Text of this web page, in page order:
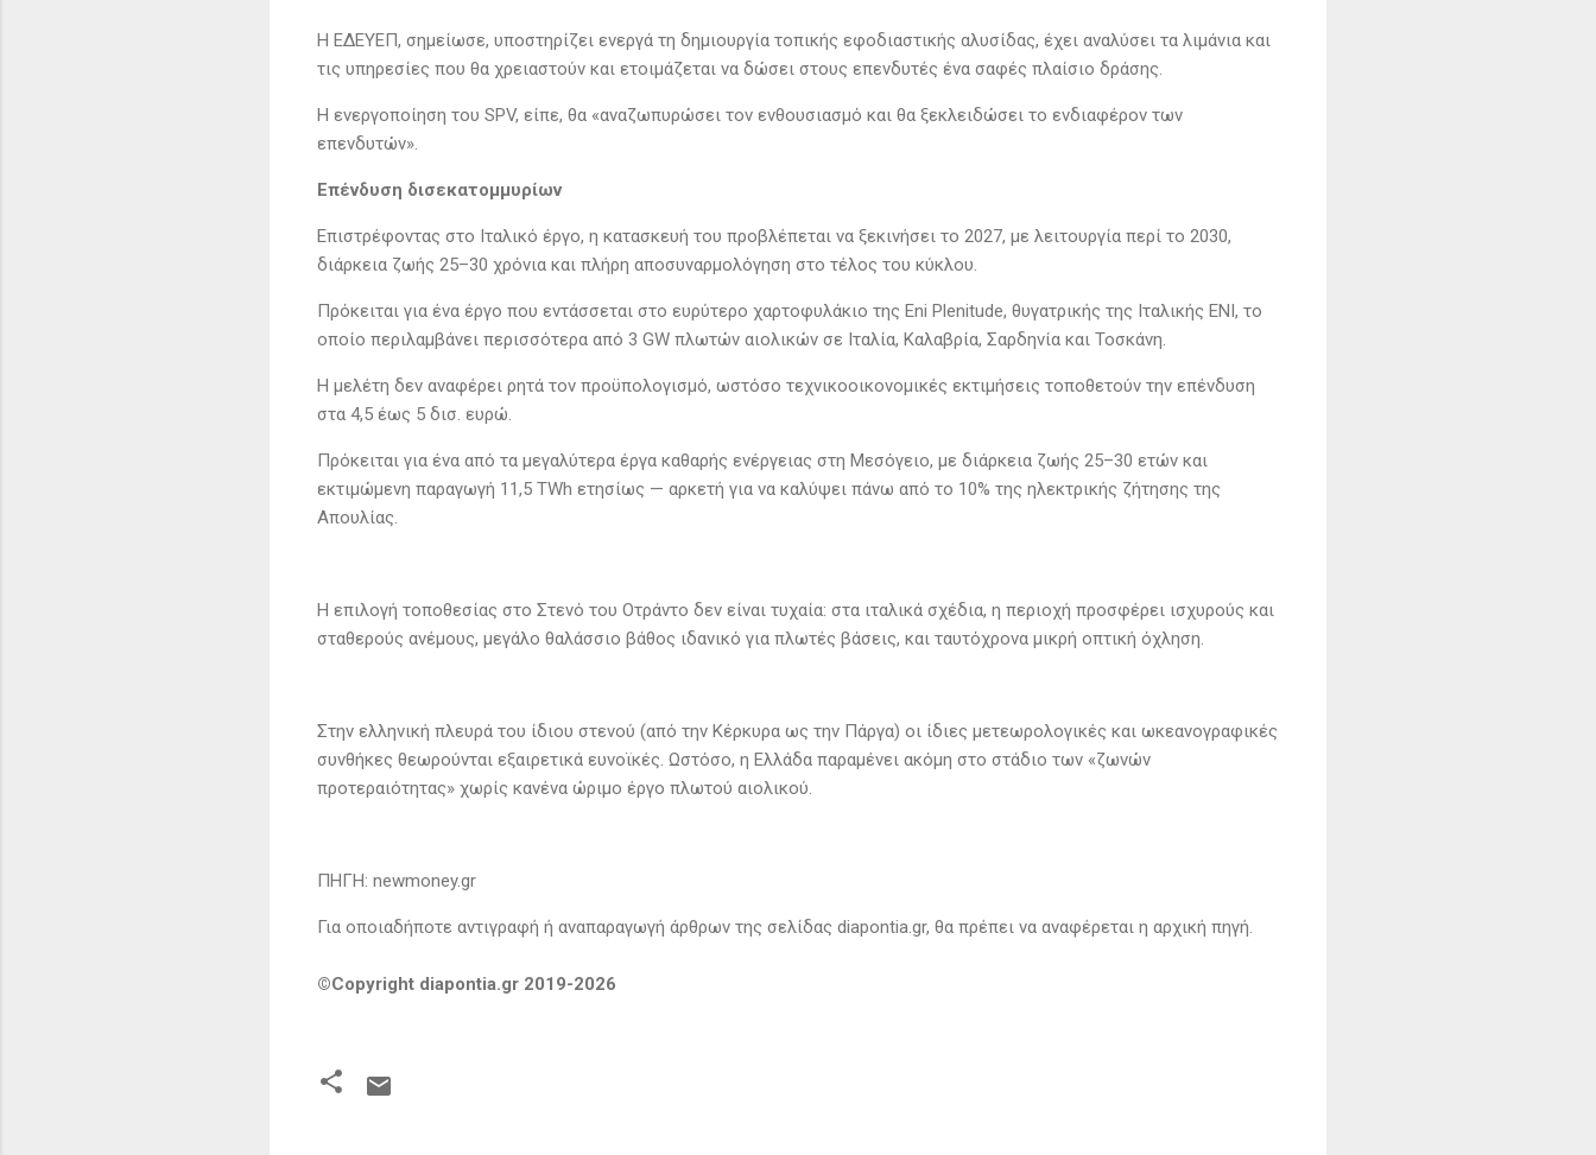
Η ΕΔΕΥΕΠ, σημείωσε, υποστηρίζει ενεργά τη δημιουργία τοπικής εφοδιαστικής αλυσίδας, έχει αναλύσει τα λιμάνια και
τις υπηρεσίες που θα χρειαστούν και ετοιμάζεται να δώσει στους επενδυτές ένα σαφές πλαίσιο δράσης.
Η ενεργοποίηση του SPV, είπε, θα «αναζωπυρώσει τον ενθουσιασμό και θα ξεκλειδώσει το ενδιαφέρον των
επενδυτών».
Επένδυση δισεκατομμυρίων
Επιστρέφοντας στο Ιταλικό έργο, η κατασκευή του προβλέπεται να ξεκινήσει το 2027, με λειτουργία περί το 2030,
διάρκεια ζωής 25–30 χρόνια και πλήρη αποσυναρμολόγηση στο τέλος του κύκλου.
Πρόκειται για ένα έργο που εντάσσεται στο ευρύτερο χαρτοφυλάκιο της Eni Plenitude, θυγατρικής της Ιταλικής ΕΝΙ, το
οποίο περιλαμβάνει περισσότερα από 3 GW πλωτών αιολικών σε Ιταλία, Καλαβρία, Σαρδηνία και Τοσκάνη.
Η μελέτη δεν αναφέρει ρητά τον προϋπολογισμό, ωστόσο τεχνικοοικονομικές εκτιμήσεις τοποθετούν την επένδυση
στα 4,5 έως 5 δισ. ευρώ.
Πρόκειται για ένα από τα μεγαλύτερα έργα καθαρής ενέργειας στη Μεσόγειο, με διάρκεια ζωής 25–30 ετών και
εκτιμώμενη παραγωγή 11,5 TWh ετησίως — αρκετή για να καλύψει πάνω από το 10% της ηλεκτρικής ζήτησης της
Απουλίας.
Η επιλογή τοποθεσίας στο Στενό του Οτράντο δεν είναι τυχαία: στα ιταλικά σχέδια, η περιοχή προσφέρει ισχυρούς και
σταθερούς ανέμους, μεγάλο θαλάσσιο βάθος ιδανικό για πλωτές βάσεις, και ταυτόχρονα μικρή οπτική όχληση.
Στην ελληνική πλευρά του ίδιου στενού (από την Κέρκυρα ως την Πάργα) οι ίδιες μετεωρολογικές και ωκεανογραφικές
συνθήκες θεωρούνται εξαιρετικά ευνοϊκές. Ωστόσο, η Ελλάδα παραμένει ακόμη στο στάδιο των «ζωνών
προτεραιότητας» χωρίς κανένα ώριμο έργο πλωτού αιολικού.
ΠΗΓΗ: newmoney.gr
Για οποιαδήποτε αντιγραφή ή αναπαραγωγή άρθρων της σελίδας diapontia.gr, θα πρέπει να αναφέρεται η αρχική πηγή.
©Copyright diapontia.gr 2019-2026